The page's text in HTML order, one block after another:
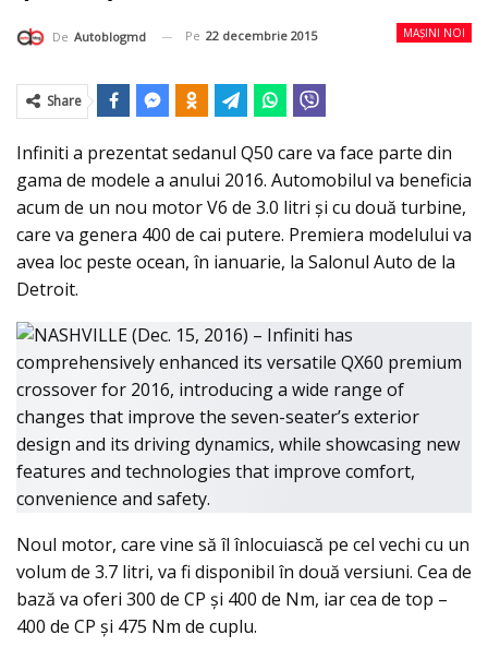
MAȘINI NOI
De Autoblogmd Pe 22 decembrie 2015
Share
Infiniti a prezentat sedanul Q50 care va face parte din
gama de modele a anului 2016. Automobilul va beneficia
acum de un nou motor V6 de 3.0 litri şi cu două turbine,
care va genera 400 de cai putere. Premiera modelului va
avea loc peste ocean, în ianuarie, la Salonul Auto de la
Detroit.
Noul motor, care vine să îl înlocuiască pe cel vechi cu un
volum de 3.7 litri, va fi disponibil în două versiuni. Cea de
bază va oferi 300 de CP şi 400 de Nm, iar cea de top –
400 de CP şi 475 Nm de cuplu.